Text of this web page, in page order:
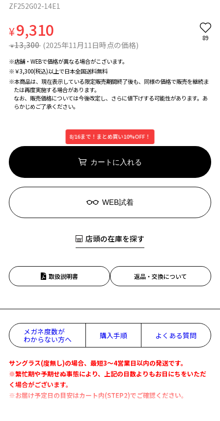
ZF252G02-14E1
¥9,310
¥ 13,300 (2025年11月11日時点の価格)
89
※店舗・WEBで価格が異なる場合がこざいます。
※￥3,300(税込)以上で日本全国送料無料
※本商品は、現在表示している限定販売期間終了後も、同様の価格で販売を継続ま
たは再度実施する場合があります。
なお、販売価格については今後改定し、さらに値下げする可能性があります。あ
らかじめご了承ください。
8/16まで！まとめ買い10%OFF！
カートに入れる
WEB試着
店頭の在庫を探す
取扱説明書 返品・交換について
メガネ度数が
わからない方へ
購入手順 よくある質問
サングラス(度無し)の場合、最短3～4営業日以内の発送です。
※繁忙期や予期せぬ事態により、上記の日数よりもお日にちをいただ
く場合がございます。
※お届け予定日の目安はカート内(STEP2)でご確認ください。